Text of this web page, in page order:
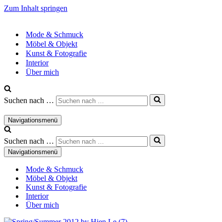
Zum Inhalt springen
Mode & Schmuck
Möbel & Objekt
Kunst & Fotografie
Interior
Über mich
Suchen nach …
Navigationsmenü
Suchen nach …
Navigationsmenü
Mode & Schmuck
Möbel & Objekt
Kunst & Fotografie
Interior
Über mich